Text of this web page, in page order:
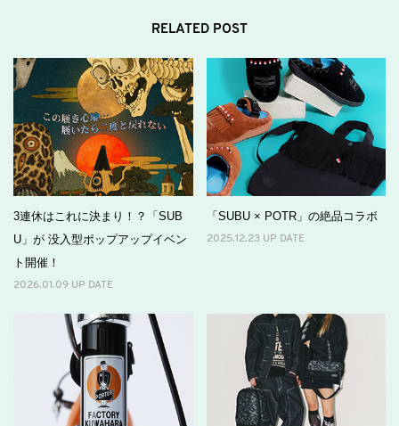
RELATED POST
3連休はこれに決まり！？「SUB
U」が 没入型ポップアップイベン
ト開催！
2026.01.09 UP DATE
「SUBU × POTR」の絶品コラボ
2025.12.23 UP DATE